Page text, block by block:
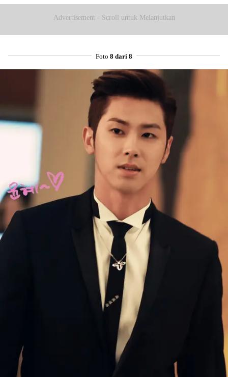
Advertisement - Scroll untuk Melanjutkan
Foto 8 dari 8